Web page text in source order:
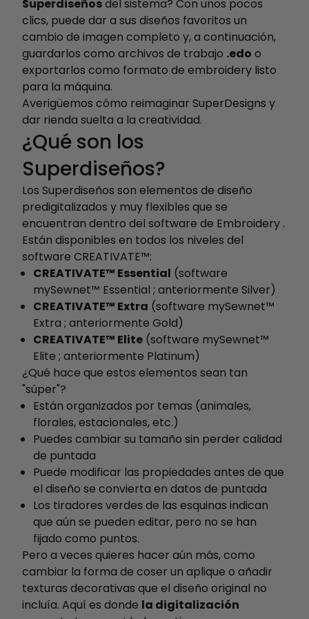
Superdiseñosdel sistema? Con unos pocos
clics, puede dar a sus diseños favoritos un
cambio de imagen completo y, a continuación,
guardarlos como archivos de trabajo .edo o
exportarlos como formato de embroidery listo
para la máquina.
Averigüemos cómo reimaginar SuperDesigns y
dar rienda suelta a la creatividad.
¿Qué son los
Superdiseños?
Los Superdiseños son elementos de diseño
predigitalizados y muy flexibles que se
encuentran dentro del software de Embroidery .
Están disponibles en todos los niveles del
software CREATIVATE™:
CREATIVATE™ Essential (software
mySewnet™ Essential ; anteriormente Silver)
CREATIVATE™ Extra (software mySewnet™
Extra ; anteriormente Gold)
CREATIVATE™ Elite (software mySewnet™
Elite ; anteriormente Platinum)
¿Qué hace que estos elementos sean tan
"súper"?
Están organizados por temas (animales,
florales, estacionales, etc.)
Puedes cambiar su tamaño sin perder calidad
de puntada
Puede modificar las propiedades antes de que
el diseño se convierta en datos de puntada
Los tiradores verdes de las esquinas indican
que aún se pueden editar, pero no se han
fijado como puntos.
Pero a veces quieres hacer aún más, como
cambiar la forma de coser un aplique o añadir
texturas decorativas que el diseño original no
incluía. Aquí es donde la digitalización